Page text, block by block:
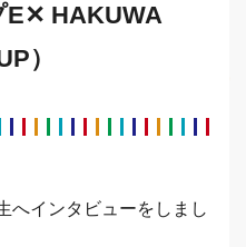
E✕ HAKUWA
）
へインタビューをしまし